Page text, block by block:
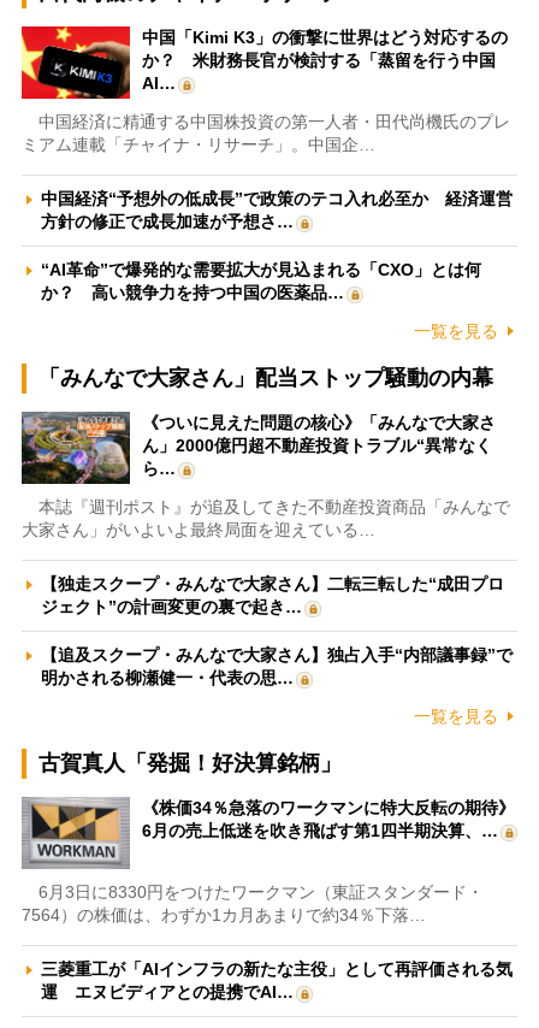
中国「Kimi K3」の衝撃に世界はどう対応するの
か？ 米財務長官が検討する「蒸留を行う中国
AI…
中国経済に精通する中国株投資の第一人者・田代尚機氏のプレ
ミアム連載「チャイナ・リサーチ」。中国企…
中国経済“予想外の低成長”で政策のテコ入れ必至か 経済運営
方針の修正で成長加速が予想さ…
“AI革命”で爆発的な需要拡大が見込まれる「CXO」とは何
か？ 高い競争力を持つ中国の医薬品…
一覧を見る
「みんなで大家さん」配当ストップ騒動の内幕
《ついに見えた問題の核心》「みんなで大家さ
ん」2000億円超不動産投資トラブル“異常なく
ら…
本誌『週刊ポスト』が追及してきた不動産投資商品「みんなで
大家さん」がいよいよ最終局面を迎えている…
【独走スクープ・みんなで大家さん】二転三転した“成田プロ
ジェクト”の計画変更の裏で起き…
【追及スクープ・みんなで大家さん】独占入手“内部議事録”で
明かされる柳瀬健一・代表の思…
一覧を見る
古賀真人「発掘！好決算銘柄」
《株価34％急落のワークマンに特大反転の期待》
6月の売上低迷を吹き飛ばす第1四半期決算、…
6月3日に8330円をつけたワークマン（東証スタンダード・
7564）の株価は、わずか1カ月あまりで約34％下落…
三菱重工が「AIインフラの新たな主役」として再評価される気
運 エヌビディアとの提携でAI…